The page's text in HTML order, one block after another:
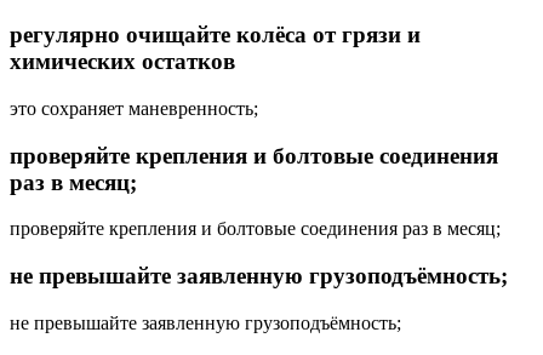
регулярно очищайте колёса от грязи и
химических остатков
это сохраняет маневренность;
проверяйте крепления и болтовые соединения
раз в месяц;
проверяйте крепления и болтовые соединения раз в месяц;
не превышайте заявленную грузоподъёмность;
не превышайте заявленную грузоподъёмность;